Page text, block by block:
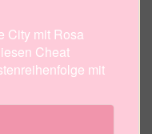
City mit Rosa
Cheat
mit